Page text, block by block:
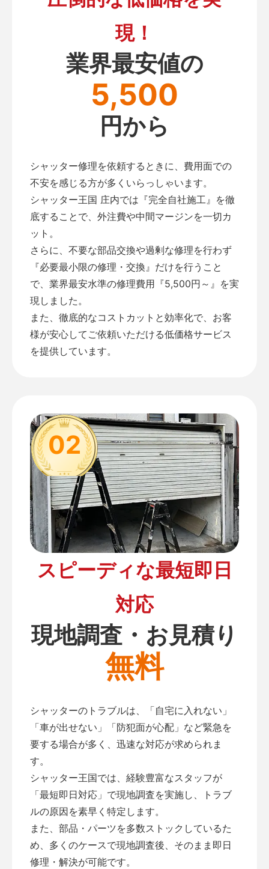
現！
業界最安値の
5,500
円から
シャッター修理を依頼するときに、費用面での
不安を感じる方が多くいらっしゃいます。
シャッター王国 庄内では『完全自社施工』を徹
底することで、外注費や中間マージンを一切カ
ット。
さらに、不要な部品交換や過剰な修理を行わず
『必要最小限の修理・交換』だけを行うこと
で、業界最安水準の修理費用『5,500円～』を実
現しました。
また、徹底的なコストカットと効率化で、お客
様が安心してご依頼いただける低価格サービス
を提供しています。
02
スピーディな最短即日
対応
現地調査・お見積り
無料
シャッターのトラブルは、「自宅に入れない」
「車が出せない」「防犯面が心配」など緊急を
要する場合が多く、迅速な対応が求められま
す。
シャッター王国では、経験豊富なスタッフが
「最短即日対応」で現地調査を実施し、トラブ
ルの原因を素早く特定します。
また、部品・パーツを多数ストックしているた
め、多くのケースで現地調査後、そのまま即日
修理・解決が可能です。